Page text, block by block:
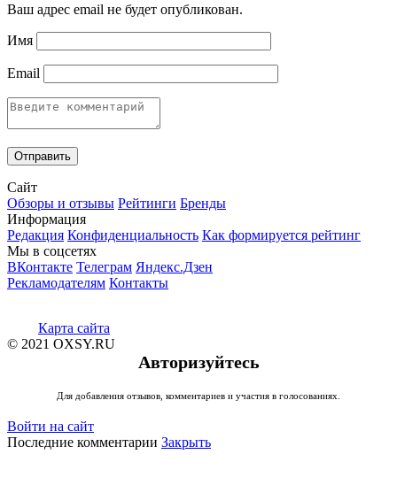
Ваш адрес email не будет опубликован.
Имя
Email
Сайт
Обзоры и отзывы Рейтинги Бренды
Информация
Редакция Конфиденциальность Как формируется рейтинг
Мы в соцсетях
ВКонтакте Телеграм Яндекс.Дзен
Рекламодателям Контакты
Карта сайта
© 2021 OXSY.RU
Авторизуйтесь
Для добавления отзывов, комментариев и участия в голосованиях.
Войти на сайт
Последние комментарии Закрыть